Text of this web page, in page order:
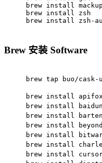
brew install mackup
brew install zsh
brew install zsh-
Brew 安装 Software
brew tap buo/cask-
brew install
brew install
brew install
brew install
brew install
brew install
brew install